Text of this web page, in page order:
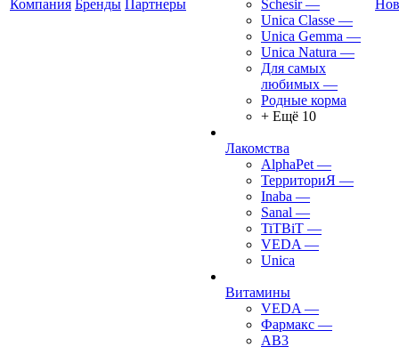
Компания Бренды Партнеры
Schesir —
Unica Classe —
Unica Gemma —
Unica Natura —
Для самых
любимых —
Родные корма
+ Ещё 10
Лакомства
AlphaPet —
ТерриториЯ —
Inaba —
Sanal —
TiTBiT —
VEDA —
Unica
Витамины
VEDA —
Фармакс —
АВ3